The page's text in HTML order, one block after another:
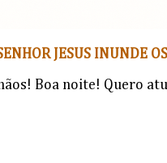
JESUS INUNDE
Boa noite! Quero